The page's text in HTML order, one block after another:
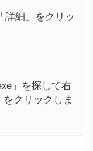
詳細」をクリッ
」を探して右
クリックしま